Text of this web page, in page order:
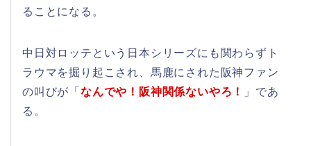
ることになる。
中日対ロッテという日本シリーズにも関わらずト
ラウマを掘り起こされ、馬鹿にされた阪神ファン
の叫びが「 なんでや！阪神関係ないやろ！
」であ
る。